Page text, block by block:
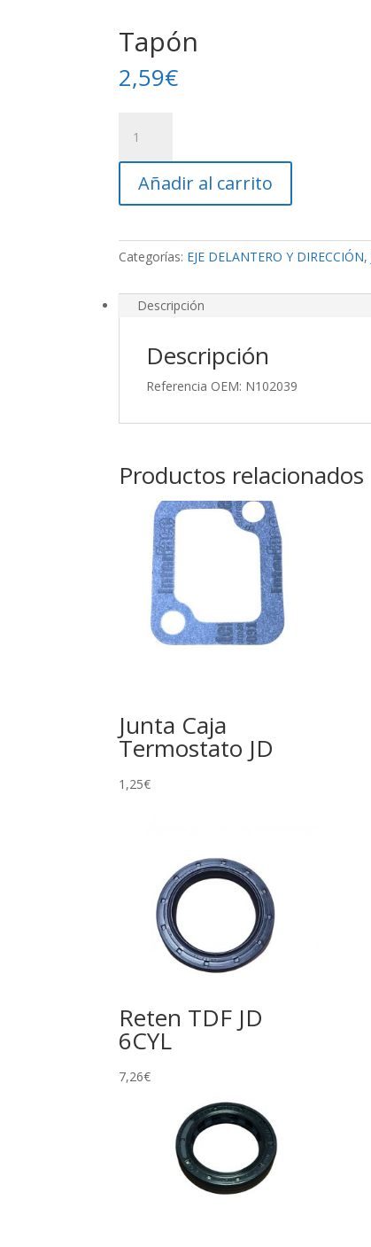
Tapón
2,59€
cantidad
Añadir al carrito
Categorías: EJE DELANTERO Y DIRECCIÓN,
Descripción
Descripción
Referencia OEM: N102039
Productos relacionados
Junta Caja
Termostato JD
1,25€
Reten TDF JD
6CYL
7,26€